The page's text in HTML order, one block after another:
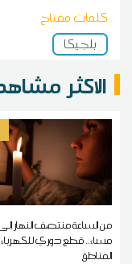
كلمات مفتاح
بلجيكا
الاكثر
من الساعة منتصف النهار
مساء.. قطع دوري
المناطق